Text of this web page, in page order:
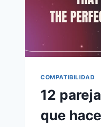
MUJER
ARIES
COMPATIBILIDAD
12
que